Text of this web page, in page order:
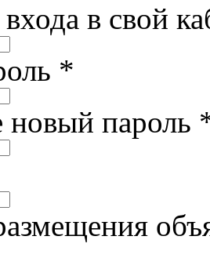
в свой
*
новый пароль